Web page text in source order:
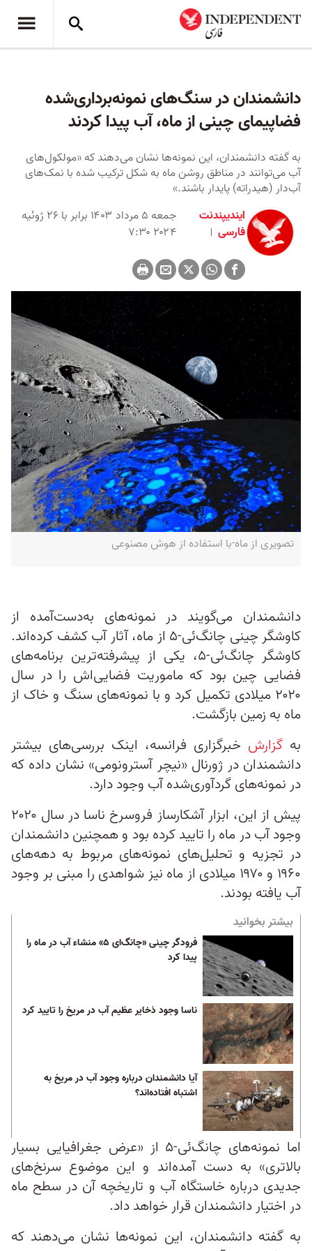
دانشمندان در سنگ‌های نمونه‌برداری‌شده
فضاپیمای چینی از ماه، آب پیدا کردند
به گفته دانشمندان، این نمونه‌ها نشان می‌دهند که «مولکول‌های
آب می‌توانند در مناطق روشن ماه به شکل ترکیب شده با نمک‌های
آب‌دار (هیدراته) پایدار باشند.»
ایندیپندنت
فارسی
جمعه ۵ مرداد ۱۴۰۳ برابر با ۲۶ ژوئیه
۲۰۲۴ ۷:۳۰
تصویری از ماه-با استفاده از هوش مصنوعی
دانشمندان می‌گویند در نمونه‌های به‌دست‌آمده از
کاوشگر چینی چانگ‌ئی‌-۵ از ماه، آثار آب کشف کرده‌اند.
کاوشگر چانگ‌ئی-۵، یکی از پیشرفته‌ترین برنامه‌های
فضایی چین بود که ماموریت فضایی‌اش را در سال
۲۰۲۰ میلادی تکمیل کرد و با نمونه‌های سنگ و خاک از
ماه به زمین بازگشت.
به گزارش خبرگزاری فرانسه، اینک بررسی‌های بیشتر
دانشمندان در ژورنال «نیچر آسترونومی» نشان داده‌ که
در نمونه‌های گردآوری‌شده آب وجود دارد.
پیش از این، ابزار آشکارساز فروسرخ ناسا در سال ۲۰۲۰
وجود آب در ماه را تایید کرده بود و همچنین دانشمندان
در تجزیه و تحلیل‌های نمونه‌های مربوط به دهه‌های
۱۹۶۰ و ۱۹۷۰ میلادی از ماه نیز شواهدی را مبنی بر وجود
آب یافته بودند.
بیشتر بخوانید
فرودگر چینی «چانگ‌ای ۵» منشاء آب در ماه را
پیدا کرد
ناسا وجود ذخایر عظیم آب در مریخ را تایید کرد
آیا دانشمندان درباره وجود آب در مریخ به
اشتباه افتاده‌اند؟
اما نمونه‌های چانگ‌ئی-۵ از «عرض جغرافیایی بسیار
بالاتری» به دست آمده‌اند و این موضوع سرنخ‌های
جدیدی درباره خاستگاه آب و تاریخچه آن در سطح ماه
در اختیار دانشمندان قرار خواهد داد.
به گفته دانشمندان، این نمونه‌ها نشان می‌دهند که